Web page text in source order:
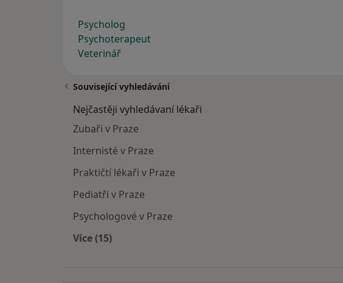
Psycholog
Psychoterapeut
Veterinář
Související vyhledávání
Nejčastěji vyhledávaní lékaři
Zubaři v Praze
Internisté v Praze
Praktičtí lékaři v Praze
Pediatři v Praze
Psychologové v Praze
Více (15)